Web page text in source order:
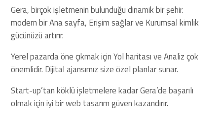
Gera, birçok işletmenin bulunduğu dinamik bir şehir.
modern bir Ana sayfa, Erişim sağlar ve Kurumsal kimlik
gücünüzü artırır.
Yerel pazarda öne çıkmak için Yol haritası ve Analiz çok
önemlidir. Dijital ajansımız size özel planlar sunar.
Start-up’tan köklü işletmelere kadar Gera’de başarılı
olmak için iyi bir web tasarım güven kazandırır.